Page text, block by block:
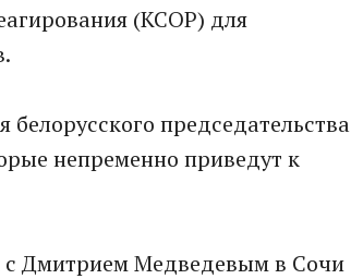
(КСОР) для
председательства
непременно приведут к
с Дмитрием Медведевым в Сочи